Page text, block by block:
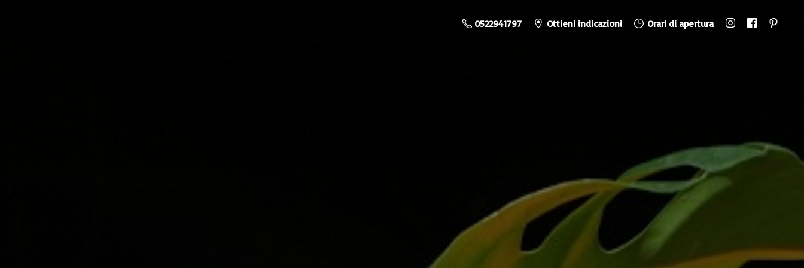
0522941797 Ottieni indicazioni Orari di apertura